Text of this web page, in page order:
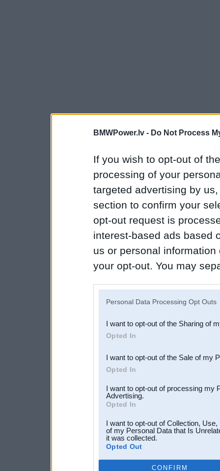
BMWPower.lv - Do Not Process
If you wish to opt-out of
processing of your
targeted advertising by
section to confirm your
opt-out request is
interest-based ads based
us or personal
your opt-out. You may
Downstream Participants
third parties.
Personal Data Processing Opt Outs
I want to opt-out of the Sharing of
Opted In
I want to opt-out of the Sale of my
Opted In
I want to opt-out of processing my
Advertising.
Opted In
I want to opt-out of Collection,
of my Personal Data that Is
it was collected.
Opted Out
CONFIRM